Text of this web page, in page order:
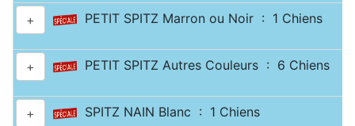
+ PETIT SPITZ Marron ou Noir : 1 Chiens
+ PETIT SPITZ Autres Couleurs : 6 Chiens
+ SPITZ NAIN Blanc : 1 Chiens